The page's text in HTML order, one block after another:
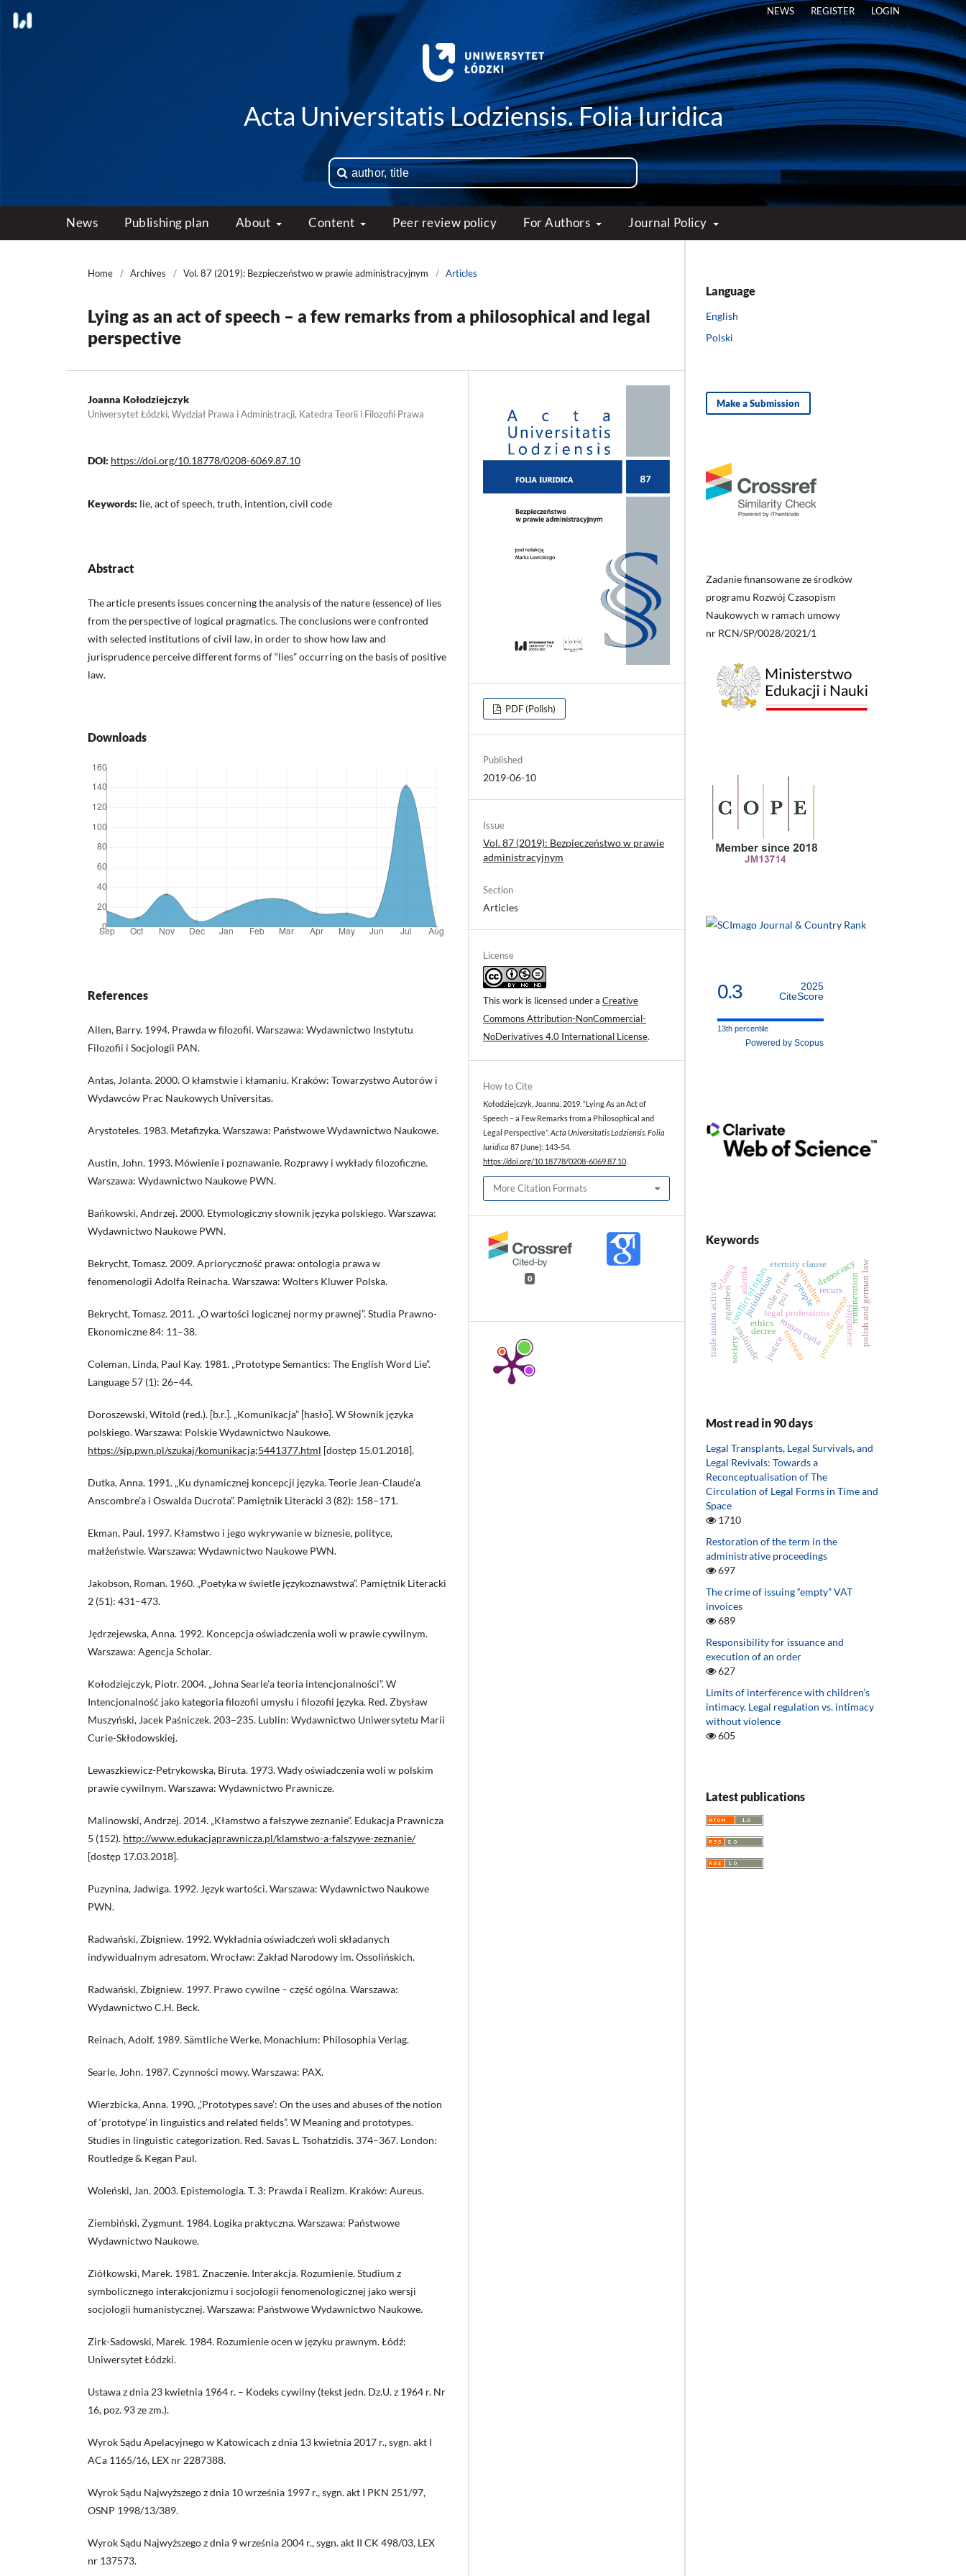
Acta Universitatis Lodziensis. Folia Iuridica
News Publishing plan About Content Peer review policy For Authors Journal Policy
NEWS REGISTER LOGIN
Home / Archives / Vol. 87 (2019): Bezpieczeństwo w prawie administracyjnym / Articles
Lying as an act of speech – a few remarks from a philosophical and legal
perspective
Joanna Kołodziejczyk
Uniwersytet Łódzki, Wydział Prawa i Administracji, Katedra Teorii i Filozofii Prawa
DOI: https://doi.org/10.18778/0208-6069.87.10
Keywords: lie, act of speech, truth, intention, civil code
Abstract
The article presents issues concerning the analysis of the nature (essence) of lies
from the perspective of logical pragmatics. The conclusions were confronted
with selected institutions of civil law, in order to show how law and
jurisprudence perceive different forms of “lies” occurring on the basis of positive
law.
Downloads
References
Allen, Barry. 1994. Prawda w filozofii. Warszawa: Wydawnictwo Instytutu
Filozofii i Socjologii PAN.
Antas, Jolanta. 2000. O kłamstwie i kłamaniu. Kraków: Towarzystwo Autorów i
Wydawców Prac Naukowych Universitas.
Arystoteles. 1983. Metafizyka. Warszawa: Państwowe Wydawnictwo Naukowe.
Austin, John. 1993. Mówienie i poznawanie. Rozprawy i wykłady filozoficzne.
Warszawa: Wydawnictwo Naukowe PWN.
Bańkowski, Andrzej. 2000. Etymologiczny słownik języka polskiego. Warszawa:
Wydawnictwo Naukowe PWN.
Bekrycht, Tomasz. 2009. Aprioryczność prawa: ontologia prawa w
fenomenologii Adolfa Reinacha. Warszawa: Wolters Kluwer Polska.
Bekrycht, Tomasz. 2011. „O wartości logicznej normy prawnej”. Studia Prawno-
Ekonomiczne 84: 11–38.
Coleman, Linda, Paul Kay. 1981. „Prototype Semantics: The English Word Lie”.
Language 57 (1): 26–44.
Doroszewski, Witold (red.). [b.r.]. „Komunikacja” [hasło]. W Słownik języka
polskiego. Warszawa: Polskie Wydawnictwo Naukowe.
https://sjp.pwn.pl/szukaj/komunikacja;5441377.html [dostęp 15.01.2018].
Dutka, Anna. 1991. „Ku dynamicznej koncepcji języka. Teorie Jean-Claude’a
Anscombre’a i Oswalda Ducrota”. Pamiętnik Literacki 3 (82): 158–171.
Ekman, Paul. 1997. Kłamstwo i jego wykrywanie w biznesie, polityce,
małżeństwie. Warszawa: Wydawnictwo Naukowe PWN.
Jakobson, Roman. 1960. „Poetyka w świetle językoznawstwa”. Pamiętnik Literacki
2 (51): 431–473.
Jędrzejewska, Anna. 1992. Koncepcja oświadczenia woli w prawie cywilnym.
Warszawa: Agencja Scholar.
Kołodziejczyk, Piotr. 2004. „Johna Searle’a teoria intencjonalności”. W
Intencjonalność jako kategoria filozofii umysłu i filozofii języka. Red. Zbysław
Muszyński, Jacek Paśniczek. 203–235. Lublin: Wydawnictwo Uniwersytetu Marii
Curie-Skłodowskiej.
Lewaszkiewicz-Petrykowska, Biruta. 1973. Wady oświadczenia woli w polskim
prawie cywilnym. Warszawa: Wydawnictwo Prawnicze.
Malinowski, Andrzej. 2014. „Kłamstwo a fałszywe zeznanie”. Edukacja Prawnicza
5 (152). http://www.edukacjaprawnicza.pl/klamstwo-a-falszywe-zeznanie/
[dostęp 17.03.2018].
Puzynina, Jadwiga. 1992. Język wartości. Warszawa: Wydawnictwo Naukowe
PWN.
Radwański, Zbigniew. 1992. Wykładnia oświadczeń woli składanych
indywidualnym adresatom. Wrocław: Zakład Narodowy im. Ossolińskich.
Radwański, Zbigniew. 1997. Prawo cywilne – część ogólna. Warszawa:
Wydawnictwo C.H. Beck.
Reinach, Adolf. 1989. Sämtliche Werke. Monachium: Philosophia Verlag.
Searle, John. 1987. Czynności mowy. Warszawa: PAX.
Wierzbicka, Anna. 1990. „‘Prototypes save’: On the uses and abuses of the notion
of ‘prototype’ in linguistics and related fields”. W Meaning and prototypes.
Studies in linguistic categorization. Red. Savas L. Tsohatzidis. 374–367. London:
Routledge & Kegan Paul.
Woleński, Jan. 2003. Epistemologia. T. 3: Prawda i Realizm. Kraków: Aureus.
Ziembiński, Zygmunt. 1984. Logika praktyczna. Warszawa: Państwowe
Wydawnictwo Naukowe.
Ziółkowski, Marek. 1981. Znaczenie. Interakcja. Rozumienie. Studium z
symbolicznego interakcjonizmu i socjologii fenomenologicznej jako wersji
socjologii humanistycznej. Warszawa: Państwowe Wydawnictwo Naukowe.
Zirk-Sadowski, Marek. 1984. Rozumienie ocen w języku prawnym. Łódź:
Uniwersytet Łódzki.
Ustawa z dnia 23 kwietnia 1964 r. – Kodeks cywilny (tekst jedn. Dz.U. z 1964 r. Nr
16, poz. 93 ze zm.).
Wyrok Sądu Apelacyjnego w Katowicach z dnia 13 kwietnia 2017 r., sygn. akt I
ACa 1165/16, LEX nr 2287388.
Wyrok Sądu Najwyższego z dnia 10 września 1997 r., sygn. akt I PKN 251/97,
OSNP 1998/13/389.
Wyrok Sądu Najwyższego z dnia 9 września 2004 r., sygn. akt II CK 498/03, LEX
nr 137573.
PDF (Polish)
Published
2019-06-10
Issue
Vol. 87 (2019): Bezpieczeństwo w prawie
administracyjnym
Section
Articles
License
This work is licensed under a Creative
Commons Attribution-NonCommercial-
NoDerivatives 4.0 International License.
How to Cite
Kołodziejczyk, Joanna. 2019. “Lying As an Act of
Speech – a Few Remarks from a Philosophical and
Legal Perspective”. Acta Universitatis Lodziensis. Folia
Iuridica 87 (June): 143-54.
https://doi.org/10.18778/0208-6069.87.10
More Citation Formats
0
Language
English
Polski
Make a Submission
Zadanie finansowane ze środków
programu Rozwój Czasopism
Naukowych w ramach umowy
nr RCN/SP/0028/2021/1
0.3
2025
CiteScore
13th percentile
Powered by Scopus
Keywords
ethics
legal professionsdiscourse
jurisdiction recurs
roman curia
decree
proceduredemocracy
rule of law
eternity clause
assemblies
conflict of rights
agamben
ademia
people
multitude rousseau
schmitt
punishing
trade union activist remunerationpolish and german law
pui
justice
society
Most read in 90 days
Legal Transplants, Legal Survivals, and
Legal Revivals: Towards a
Reconceptualisation of The
Circulation of Legal Forms in Time and
Space
1710
Restoration of the term in the
administrative proceedings
697
The crime of issuing “empty” VAT
invoices
689
Responsibility for issuance and
execution of an order
627
Limits of interference with children’s
intimacy. Legal regulation vs. intimacy
without violence
605
Latest publications